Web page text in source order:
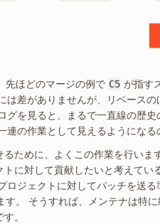
先ほどのマージの例で C5 が指す
は差がありませんが、リベースの
を見ると、まるで一直線の歴史
の作業として見えるようになる
ために、よくこの作業を行いま
に対して貢献したいと考えてい
ジェクトに対してパッチを送る
す。 そうすれば、メンテナは特に
。